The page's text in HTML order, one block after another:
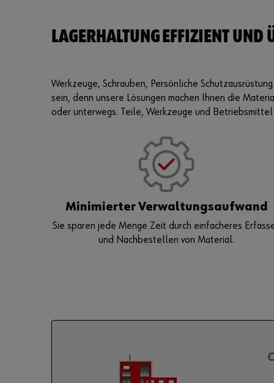
LAGERHALTUNG EFFIZIENT UND
Werkzeuge, Schrauben, Persönliche
sein, denn unsere Lösungen machen Ihnen die
oder unterwegs. Teile, Werkzeuge und
Minimierter Verwaltungsaufwand
Sie sparen jede Menge Zeit durch einfacheres
und Nachbestellen von Material.